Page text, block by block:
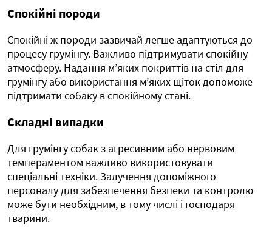
Спокійні породи
Спокійні ж породи зазвичай легше адаптуються до
процесу грумінгу. Важливо підтримувати спокійну
атмосферу. Надання м’яких покриттів на стіл для
грумінгу або використання м’яких щіток допоможе
підтримати собаку в спокійному стані.
Складні випадки
Для грумінгу собак з агресивним або нервовим
темпераментом важливо використовувати
спеціальні техніки. Залучення допоміжного
персоналу для забезпечення безпеки та контролю
може бути необхідним, в тому числі і господаря
тварини.